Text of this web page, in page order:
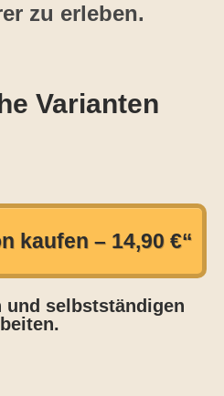
zu erleben.
Varianten
kaufen – 14,90 €“
und selbstständigen